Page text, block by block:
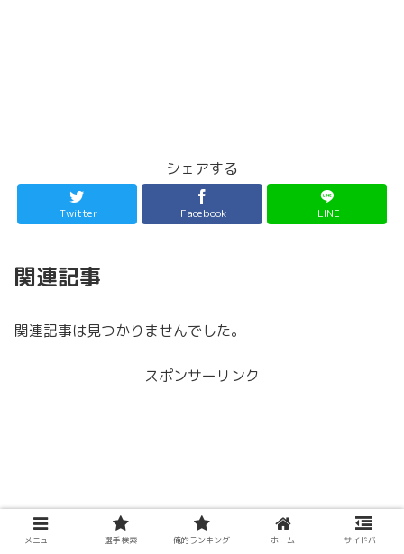
シェアする
Twitter Facebook LINE
関連記事
関連記事は見つかりませんでした。
スポンサーリンク
メニュー 選手検索 俺的ランキング ホーム サイドバー